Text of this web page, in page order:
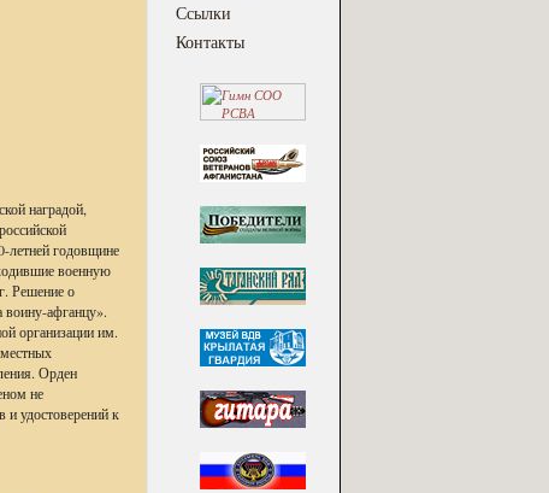
наградой,
летней годовщине
военную
Решение о
афганцу».
организации им.
Орден
не
и удостоверений к
Ссылки
Контакты